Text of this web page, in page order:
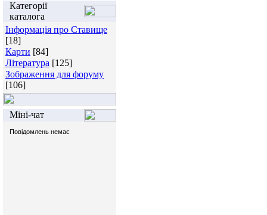
Категорії
каталога
Інформація про Ставище
[18]
Карти [84]
Література [125]
Зображення для форуму
[106]
Міні-чат